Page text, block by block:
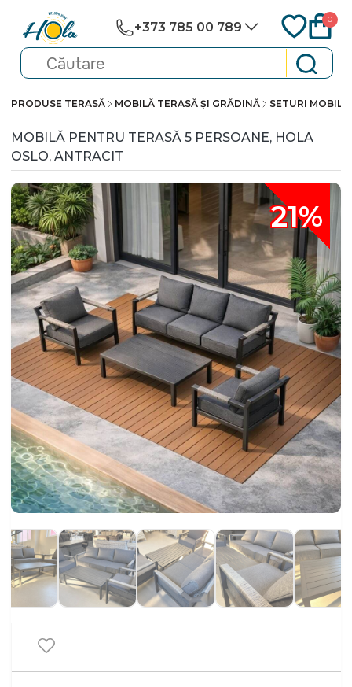
+373 785 00 789
0
PRODUSE TERASĂ MOBILĂ TERASĂ ȘI GRĂDINĂ SETURI
MOBILĂ PENTRU TERASĂ 5 PERSOANE, HOLA
OSLO, ANTRACIT
21%